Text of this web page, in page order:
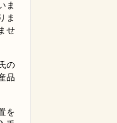
ま
ま
せ
の
品
を